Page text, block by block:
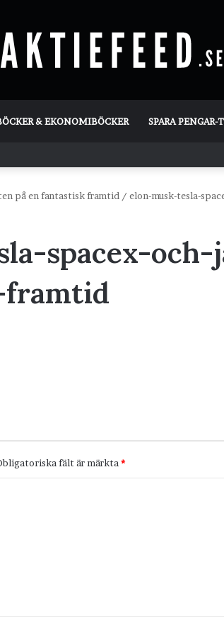
& EKONOMIBÖCKER SPARA PENGAR-
på en fantastisk framtid / elon-musk-tesla-
spacex-
fält är märkta *